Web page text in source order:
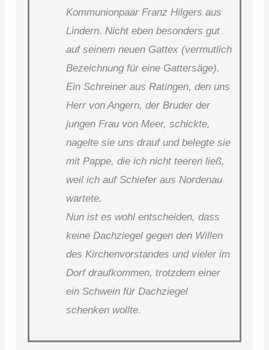
Kommunionpaar Franz Hilgers aus
Lindern. Nicht eben besonders gut
auf seinem neuen Gattex (vermutlich
Bezeichnung für eine Gattersäge).
Ein Schreiner aus Ratingen, den uns
Herr von Angern, der Bruder der
jungen Frau von Meer, schickte,
nagelte sie uns drauf und belegte sie
mit Pappe, die ich nicht teeren ließ,
weil ich auf Schiefer aus Nordenau
wartete.
Nun ist es wohl entscheiden, dass
keine Dachziegel gegen den Willen
des Kirchenvorstandes und vieler im
Dorf draufkommen, trotzdem einer
ein Schwein für Dachziegel
schenken wollte.